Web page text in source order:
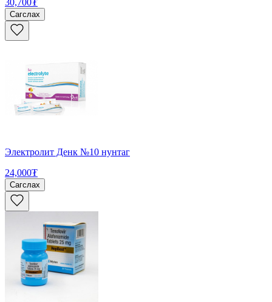
30,700₮
Сагслах
Электролит Денк №10 нунтаг
24,000₮
Сагслах